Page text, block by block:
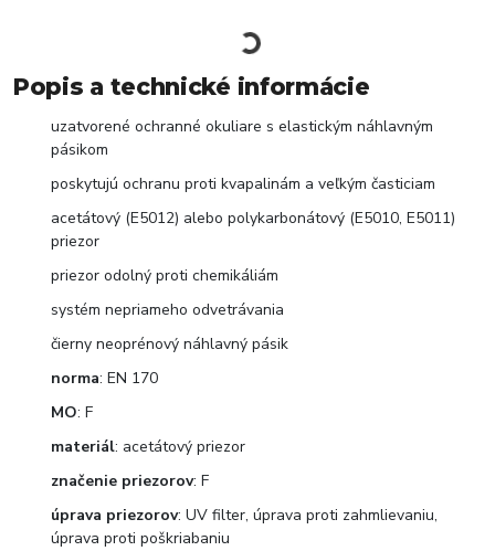
Popis a technické informácie
uzatvorené ochranné okuliare s elastickým náhlavným
pásikom
poskytujú ochranu proti kvapalinám a veľkým časticiam
acetátový (E5012) alebo polykarbonátový (E5010, E5011)
priezor
priezor odolný proti chemikáliám
systém nepriameho odvetrávania
čierny neoprénový náhlavný pásik
norma: EN 170
MO: F
materiál: acetátový priezor
značenie priezorov: F
úprava priezorov: UV filter, úprava proti zahmlievaniu,
úprava proti poškriabaniu